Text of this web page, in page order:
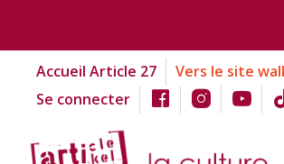
Accueil Article 27
Vers le site
Se connecter